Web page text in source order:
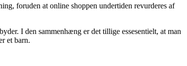
foruden at online shoppen undertiden revurderes af
I den sammenhæng er det tillige essesentielt, at man
et barn.